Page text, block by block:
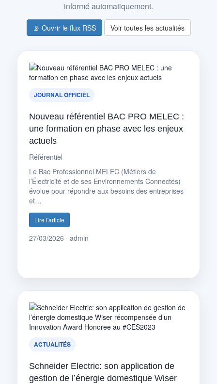
informé automatiquement.
📡 Ouvrir le flux RSS Voir toutes les actualités
JOURNAL OFFICIEL
Nouveau référentiel BAC PRO MELEC :
une formation en phase avec les enjeux
actuels
Référentiel
Le Bac Professionnel MELEC (Métiers de
l’Électricité et de ses Environnements Connectés)
évolue pour répondre aux besoins des entreprises
et…
Lire l'article
27/03/2026 · admin
ACTUALITÉS
Schneider Electric: son application de
gestion de l’énergie domestique Wiser